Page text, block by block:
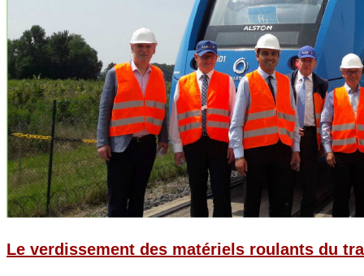
Le verdissement des matériels roulants du